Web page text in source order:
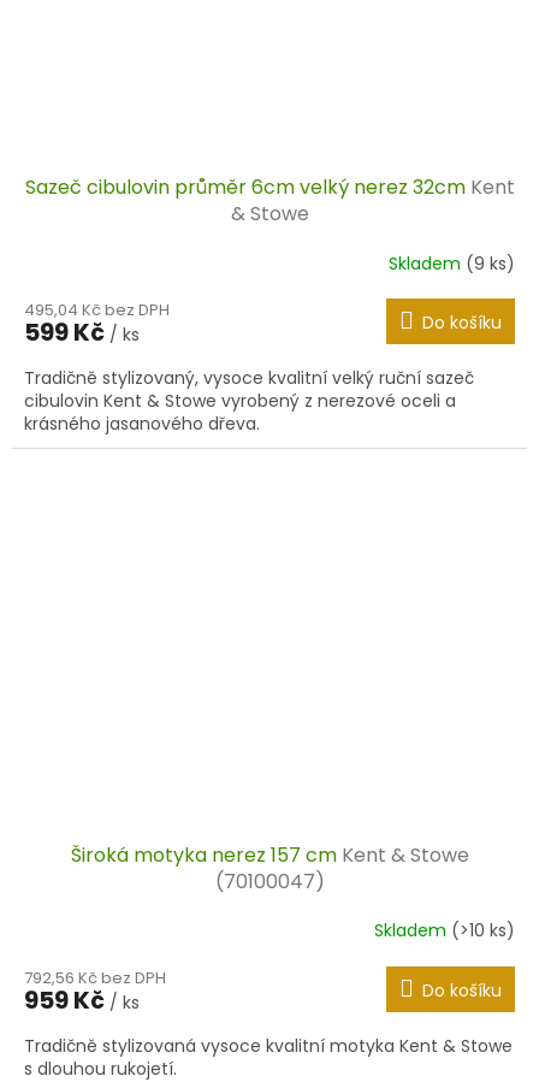
Sazeč cibulovin průměr 6cm velký nerez 32cm Kent
& Stowe
Skladem (9 ks)
495,04 Kč bez DPH
599 Kč / ks Do košíku
Tradičně stylizovaný, vysoce kvalitní velký ruční sazeč
cibulovin Kent & Stowe vyrobený z nerezové oceli a
krásného jasanového dřeva.
Široká motyka nerez 157 cm Kent & Stowe
(70100047)
Skladem (>10 ks)
792,56 Kč bez DPH
959 Kč / ks Do košíku
Tradičně stylizovaná vysoce kvalitní motyka Kent & Stowe
s dlouhou rukojetí.